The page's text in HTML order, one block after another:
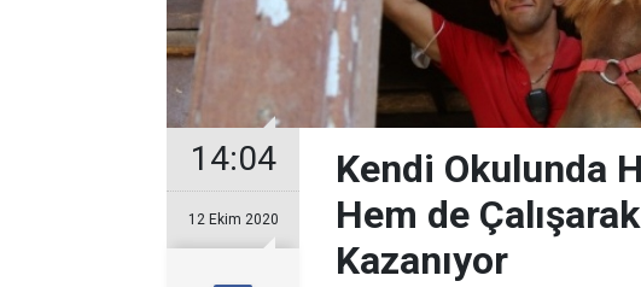
14:04
12 Ekim 2020
Kendi Okulunda
Hem de
Kazanıyor